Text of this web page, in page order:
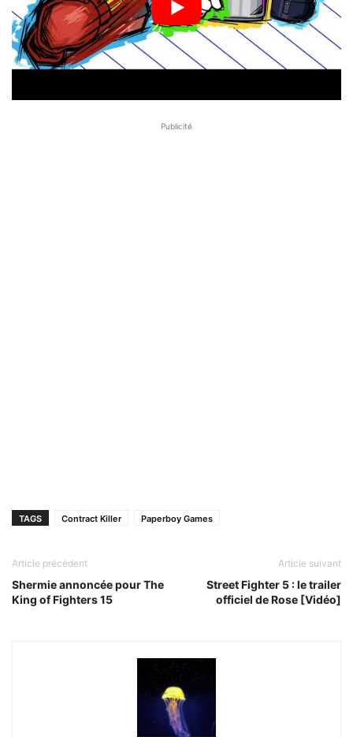
Publicité
TAGS Contract Killer Paperboy Games
Article précédent
Shermie annoncée pour The
King of Fighters 15
Article suivant
Street Fighter 5 : le trailer
officiel de Rose [Vidéo]